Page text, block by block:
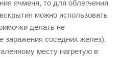
ячменя, то для облегчения
можно использовать
делать не
заражения соседних желез).
месту нагретую в